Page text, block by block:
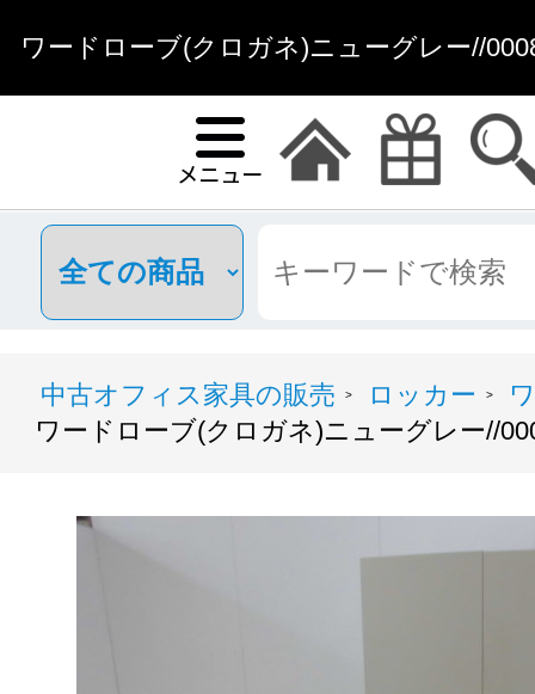
ワードローブ(クロガネ)ニューグレー//
中古オフィス家具の販売 > ロッカー >
ワードローブ(クロガネ)ニューグレー//